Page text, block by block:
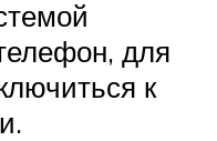
для
к